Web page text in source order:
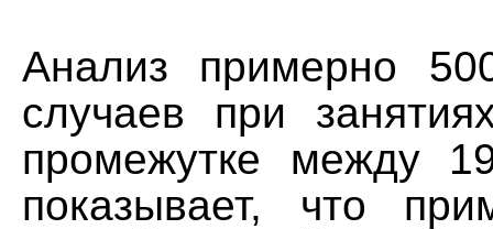
Анализ примерно
случаев при
промежутке между
показывает, что